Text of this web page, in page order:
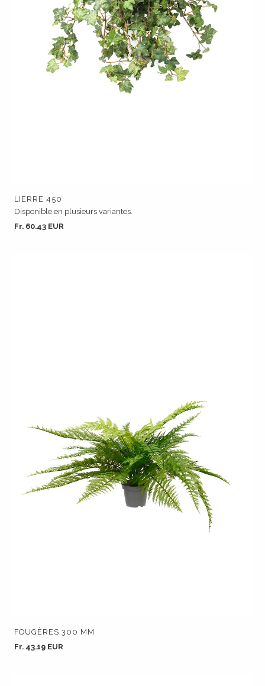
LIERRE 450
Disponible en plusieurs variantes.
Fr. 60.43 EUR
FOUGÈRES 300 MM
Fr. 43.19 EUR